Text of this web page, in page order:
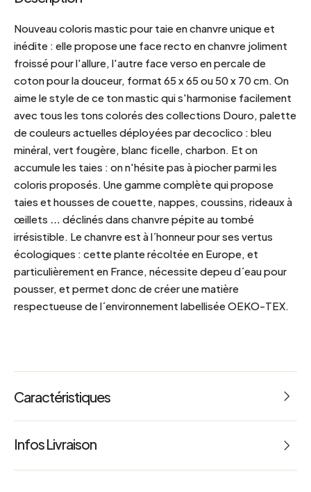
Nouveau coloris mastic pour taie en chanvre unique et
inédite : elle propose une face recto en chanvre joliment
froissé pour l'allure, l'autre face verso en percale de
coton pour la douceur, format 65 x 65 ou 50 x 70 cm. On
aime le style de ce ton mastic qui s'harmonise facilement
avec tous les tons colorés des collections Douro, palette
de couleurs actuelles déployées par decoclico : bleu
minéral, vert fougère, blanc ficelle, charbon. Et on
accumule les taies : on n'hésite pas à piocher parmi les
coloris proposés. Une gamme complète qui propose
taies et housses de couette, nappes, coussins, rideaux à
œillets … déclinés dans chanvre pépite au tombé
irrésistible. Le chanvre est à l´honneur pour ses vertus
écologiques : cette plante récoltée en Europe, et
particulièrement en France, nécessite depeu d´eau pour
pousser, et permet donc de créer une matière
respectueuse de l´environnement labellisée OEKO-TEX.
Caractéristiques
Poids : 0.180 kg
Infos Livraison